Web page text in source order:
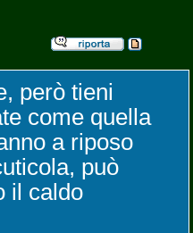
però tieni
come quella
a riposo
può
il caldo